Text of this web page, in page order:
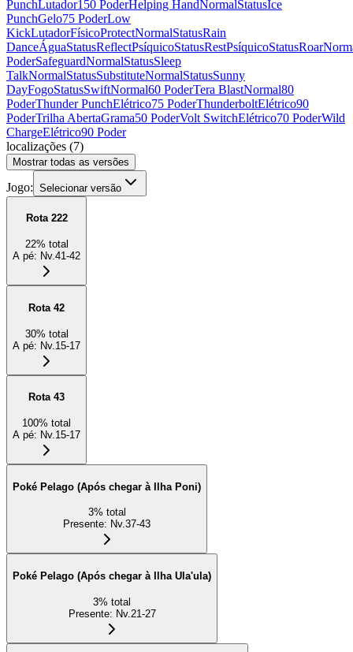
PunchLutador150 PoderHelping HandNormalStatusIce
PunchGelo75 PoderLow
KickLutadorFísicoProtectNormalStatusRain
DanceÁguaStatusReflectPsíquicoStatusRestPsíquicoStatusRoar
PoderSafeguardNormalStatusSleep
TalkNormalStatusSubstituteNormalStatusSunny
DayFogoStatusSwiftNormal60 PoderTera BlastNormal80
PoderThunder PunchElétrico75 PoderThunderboltElétrico90
PoderTrilha AbertaGrama50 PoderVolt SwitchElétrico70 PoderWild
ChargeElétrico90 Poder
localizações (7)
Mostrar todas as versões
Jogo: Selecionar versão
Rota 222
22% total
A pé: Nv.41-42
Rota 42
30% total
A pé: Nv.15-17
Rota 43
100% total
A pé: Nv.15-17
Poké Pelago (Após chegar à Ilha Poni)
3% total
Presente: Nv.37-43
Poké Pelago (Após chegar à Ilha Ula'ula)
3% total
Presente: Nv.21-27